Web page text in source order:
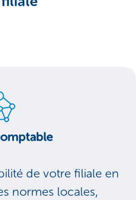
de votre filiale en
normes locales,